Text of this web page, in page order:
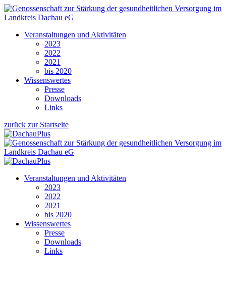
Veranstaltungen und Aktivitäten
2023
2022
2021
bis 2020
Wissenswertes
Presse
Downloads
Links
zurück zur Startseite
Veranstaltungen und Aktivitäten
2023
2022
2021
bis 2020
Wissenswertes
Presse
Downloads
Links